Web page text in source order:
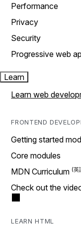
Performance
Privacy
Security
Progressive web
Learn
Learn web
FRONTEND
Getting started
Core modules
MDN Curriculum
Check out the
LEARN HTML